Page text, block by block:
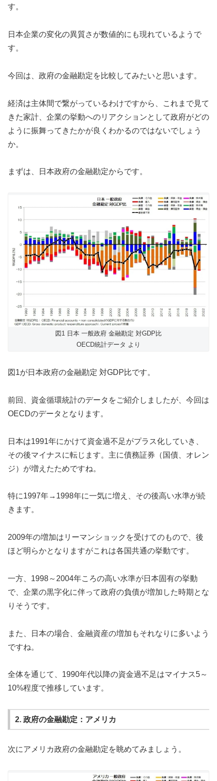
す。
日本企業の変化の異質さが数値的にも現れているようで
す。
今回は、政府の金融勘定を比較してみたいと思います。
経済は主体間で繋がっているわけですから、これまで見て
きた家計、企業の挙動へのリアクションとして政府がどの
ように振舞ってきたかが良くわかるのではないでしょう
か。
まずは、日本政府の金融勘定からです。
図1 日本 一般政府 金融勘定 対GDP比
OECD統計データ より
図1が日本政府の金融勘定 対GDP比です。
前回、資金循環統計のデータをご紹介しましたが、今回は
OECDのデータとなります。
日本は1991年にかけて資金過不足がプラス化していき、
その後マイナスに転じます。主に債務証券（国債、オレン
ジ）が増えたためですね。
特に1997年→1998年に一気に増え、その後高い水準が続
きます。
2009年の増加はリーマンショックを受けてのもので、後
ほど明らかとなりますがこれは各国共通の挙動です。
一方、1998～2004年ころの高い水準が日本固有の挙動
で、企業の黒字化に伴って政府の負債が増加した時期とな
りそうです。
また、日本の場合、金融資産の増加もそれなりに多いよう
ですね。
全体を通じて、1990年代以降の資金過不足はマイナス5～
10%程度で推移しています。
2. 政府の金融勘定：アメリカ
次にアメリカ政府の金融勘定を眺めてみましょう。